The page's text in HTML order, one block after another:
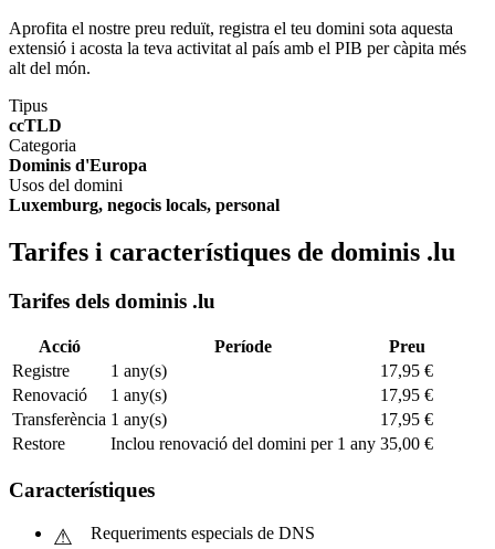
Aprofita el nostre preu reduït, registra el teu domini sota aquesta
extensió i acosta la teva activitat al país amb el PIB per càpita més
alt del món.
Tipus
ccTLD
Categoria
Dominis d'Europa
Usos del domini
Luxemburg, negocis locals, personal
Tarifes i característiques de dominis .lu
Tarifes dels dominis .lu
Acció Període
Preu
Registre
1 any(s)
17,95 €
Renovació
1 any(s)
17,95 €
Transferència 1 any(s)
17,95 €
Restore
Inclou renovació del domini per 1 any 35,00 €
Característiques
Requeriments especials de DNS